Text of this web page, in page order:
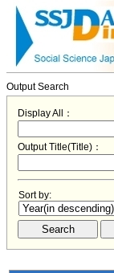
Output Search
Display All：
Output Title(Title)：
Sort by: